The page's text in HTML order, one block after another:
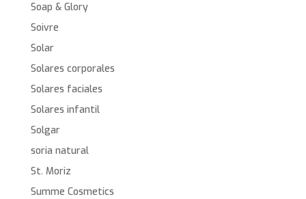
Soap & Glory
Soivre
Solar
Solares corporales
Solares faciales
Solares infantil
Solgar
soria natural
St. Moriz
Summe Cosmetics